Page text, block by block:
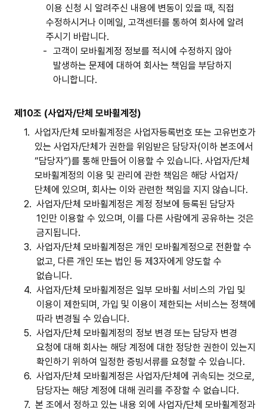
이용 신청 시 알려주신 내용에 변동이 있을 때, 직접
수정하시거나 이메일, 고객센터를 통하여 회사에 알려
주시기 바랍니다.
- 고객이 모바휠계정 정보를 적시에 수정하지 않아
발생하는 문제에 대하여 회사는 책임을 부담하지
아니합니다.
제10조 (사업자/단체 모바휠계정)
1. 사업자/단체 모바휠계정은 사업자등록번호 또는 고유번호가
있는 사업자/단체가 권한을 위임받은 담당자(이하 본조에서
“담당자”)를 통해 만들어 이용할 수 있습니다. 사업자/단체
모바휠계정의 이용 및 관리에 관한 책임은 해당 사업자/
단체에 있으며, 회사는 이와 관련한 책임을 지지 않습니다.
2. 사업자/단체 모바휠계정은 계정 정보에 등록된 담당자
1인만 이용할 수 있으며, 이를 다른 사람에게 공유하는 것은
금지됩니다.
3. 사업자/단체 모바휠계정은 개인 모바휠계정으로 전환할 수
없고, 다른 개인 또는 법인 등 제3자에게 양도할 수
없습니다.
4. 사업자/단체 모바휠계정은 일부 모바휠 서비스의 가입 및
이용이 제한되며, 가입 및 이용이 제한되는 서비스는 정책에
따라 변경될 수 있습니다.
5. 사업자/단체 모바휠계정의 정보 변경 또는 담당자 변경
요청에 대해 회사는 해당 계정에 대한 정당한 권한이 있는지
확인하기 위하여 일정한 증빙서류를 요청할 수 있습니다.
6. 사업자/단체 모바휠계정은 사업자/단체에 귀속되는 것으로,
담당자는 해당 계정에 대해 권리를 주장할 수 없습니다.
7. 본 조에서 정하고 있는 내용 외에 사업자/단체 모바휠계정과